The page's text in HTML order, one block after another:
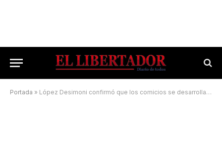
Portada » López Desimoni confirmó que los comicios se desarrollan con total normalidad